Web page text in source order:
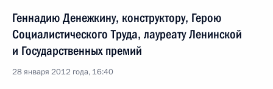
Геннадию Денежкину, конструктору, Герою
Социалистического Труда, лауреату Ленинской
и Государственных премий
28 января 2012 года, 16:40